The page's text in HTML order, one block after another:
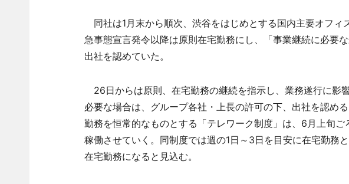
同社は1月末から順次、渋谷をはじめとする国内主要オフィ
急事態宣言発令以降は原則在宅勤務にし、「事業継続に必要
出社を認めていた。
26日からは原則、在宅勤務の継続を指示し、業務遂行に影
必要な場合は、グループ各社・上長の許可の下、出社を認め
勤務を恒常的なものとする「テレワーク制度」は、6月上旬ご
稼働させていく。同制度では週の1日～3日を目安に在宅勤務
在宅勤務になると見込む。